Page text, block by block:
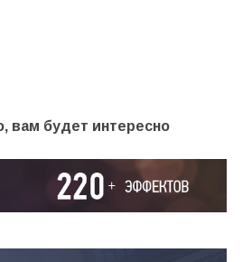
вам будет интересно